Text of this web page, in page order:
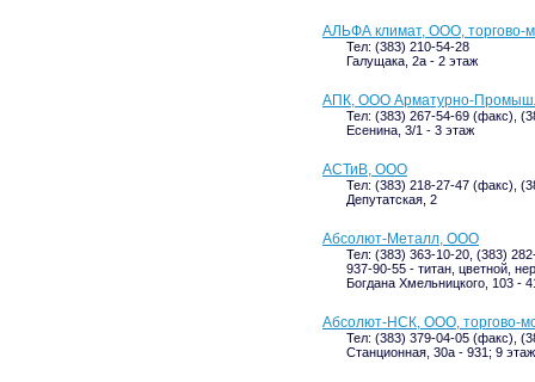
АЛЬФА климат, ООО, торгово-
Тел: (383) 210-54-28
Галущака, 2а - 2 этаж
АПК, ООО Арматурно-
Тел: (383) 267-54-69 (факс),
Есенина, 3/1 - 3 этаж
АСТиВ, ООО
Тел: (383) 218-27-47 (факс),
Депутатская, 2
Абсолют-Металл, ООО
Тел: (383) 363-10-20, (383)
937-90-55 - титан, цветной,
Богдана Хмельницкого, 103 -
Абсолют-НСК, ООО, торгово-
Тел: (383) 379-04-05 (факс),
Станционная, 30а - 931; 9 этаж